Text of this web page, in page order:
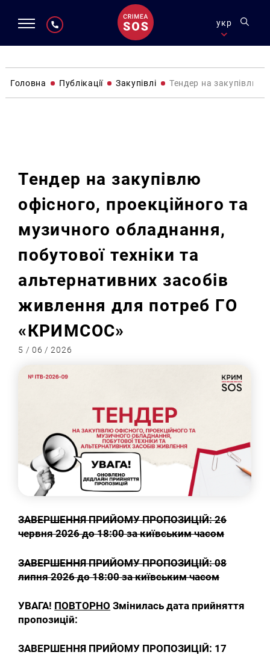
укр
Головна Публікації Закупівлі Тендер на закупівлю
Тендер на закупівлю
офісного, проекційного та
музичного обладнання,
побутової техніки та
альтернативних засобів
живлення для потреб ГО
«КРИМСОС»
5 / 06 / 2026
ЗАВЕРШЕННЯ ПРИЙОМУ ПРОПОЗИЦІЙ: 26
червня2026 до 18:00 за київським часом
ЗАВЕРШЕННЯ ПРИЙОМУ ПРОПОЗИЦІЙ: 08
липня 2026 до 18:00 за київським часом
УВАГА! ПОВТОРНО Змінилась дата прийняття
пропозицій:
ЗАВЕРШЕННЯ ПРИЙОМУ ПРОПОЗИЦІЙ: 17